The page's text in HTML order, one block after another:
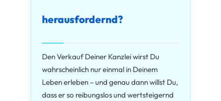
herausfordernd?
Den Verkauf Deiner Kanzlei wirst Du
wahrscheinlich nur einmal in Deinem
Leben erleben – und genau dann willst Du,
dass er so reibungslos und wertsteigernd